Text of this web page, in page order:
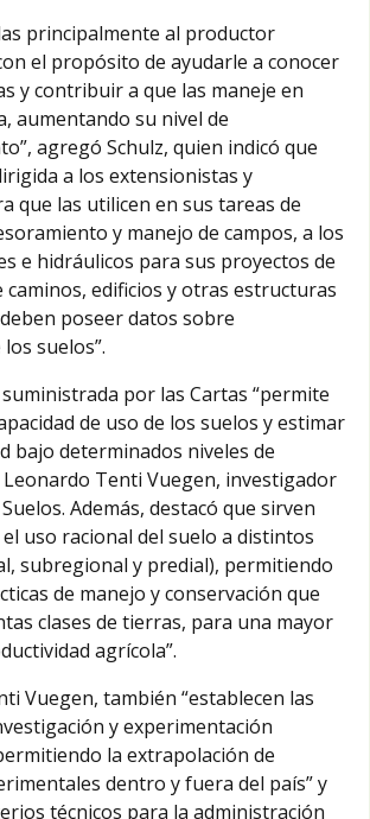
principalmente al productor
el propósito de ayudarle a conocer
y contribuir a que las maneje en
aumentando su nivel de
agregó Schulz, quien indicó que
a los extensionistas y
que las utilicen en sus tareas de
y manejo de campos, a los
e hidráulicos para sus proyectos de
caminos, edificios y otras estructuras
poseer datos sobre
suelos”.
por las Cartas “permite
de uso de los suelos y estimar
bajo determinados niveles de
Leonardo Tenti Vuegen, investigador
Además, destacó que sirven
uso racional del suelo a distintos
subregional y predial), permitiendo
de manejo y conservación que
clases de tierras, para una mayor
agrícola”.
Vuegen, también “establecen las
y experimentación
la extrapolación de
dentro y fuera del país” y
técnicos para la administración